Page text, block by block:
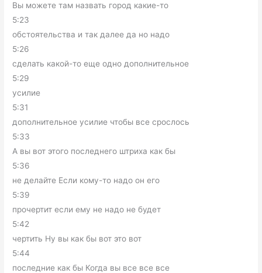
Вы можете там назвать город какие-то
5:23
обстоятельства и так далее да но надо
5:26
сделать какой-то еще одно дополнительное
5:29
усилие
5:31
дополнительное усилие чтобы все срослось
5:33
А вы вот этого последнего штриха как бы
5:36
не делайте Если кому-то надо он его
5:39
прочертит если ему не надо не будет
5:42
чертить Ну вы как бы вот это вот
5:44
последние как бы Когда вы все все все